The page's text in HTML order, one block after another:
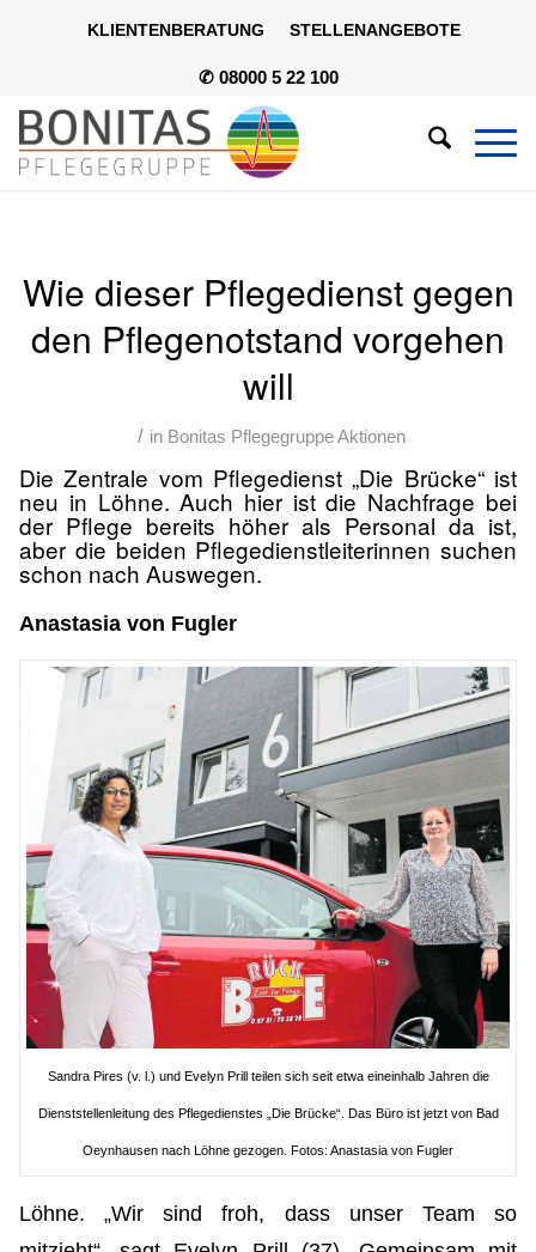
KLIENTENBERATUNG STELLENANGEBOTE
✆ 08000 5 22 100
Wie dieser Pflegedienst gegen
den Pflegenotstand vorgehen
will
/ in Bonitas Pflegegruppe Aktionen
Die Zentrale vom Pflegedienst „Die Brücke“ ist
neu in Löhne. Auch hier ist die Nachfrage bei
der Pflege bereits höher als Personal da ist,
aber die beiden Pflegedienstleiterinnen suchen
schon nach Auswegen.
Anastasia von Fugler
Sandra Pires (v. l.) und Evelyn Prill teilen sich seit etwa eineinhalb Jahren die
Dienststellenleitung des Pflegedienstes „Die Brücke“. Das Büro ist jetzt von Bad
Oeynhausen nach Löhne gezogen. Fotos: Anastasia von Fugler
Löhne. „Wir sind froh, dass unser Team so